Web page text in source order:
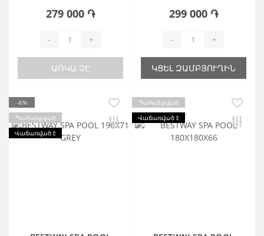
279 000 ֏
- +
ԱՌԿԱ ՉԷ
299 000 ֏
- +
ԿՑԵԼ ԶԱՄԲՅՈՒՂԻՆ
-6%
Պահանջված
Վաճառված է
Պահանջված
Վաճառված է